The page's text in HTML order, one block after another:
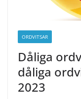
ORDVITSAR
Dåliga
dåliga
2023